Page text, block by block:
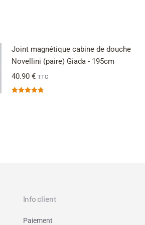
Joint magnétique cabine de douche
Novellini (paire) Giada - 195cm
40.90 € TTC
Info client
Paiement